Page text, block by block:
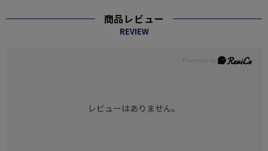
商品レビュー
REVIEW
レビューはありません。